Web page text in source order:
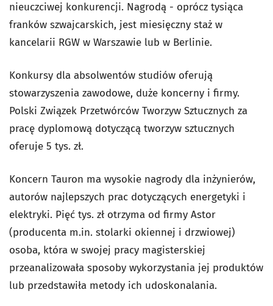
nieuczciwej konkurencji. Nagrodą - oprócz tysiąca
franków szwajcarskich, jest miesięczny staż w
kancelarii RGW w Warszawie lub w Berlinie.
Konkursy dla absolwentów studiów oferują
stowarzyszenia zawodowe, duże koncerny i firmy.
Polski Związek Przetwórców Tworzyw Sztucznych za
pracę dyplomową dotyczącą tworzyw sztucznych
oferuje 5 tys. zł.
Koncern Tauron ma wysokie nagrody dla inżynierów,
autorów najlepszych prac dotyczących energetyki i
elektryki. Pięć tys. zł otrzyma od firmy Astor
(producenta m.in. stolarki okiennej i drzwiowej)
osoba, która w swojej pracy magisterskiej
przeanalizowała sposoby wykorzystania jej produktów
lub przedstawiła metody ich udoskonalania.